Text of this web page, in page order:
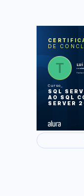
DE
Curso
SQL
AO SQL
SERVER